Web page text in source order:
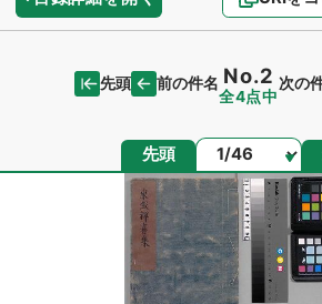
先頭 前の件名 No.2
全4点中
次の
先頭 ページ